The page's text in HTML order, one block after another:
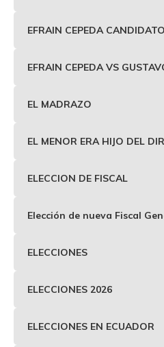
EFRAIN CEPEDA CANDIDATO
EFRAIN CEPEDA VS
EL MADRAZO
EL MENOR ERA HIJO DEL
ELECCION DE FISCAL
Elección de nueva Fiscal
ELECCIONES
ELECCIONES 2026
ELECCIONES EN ECUADOR